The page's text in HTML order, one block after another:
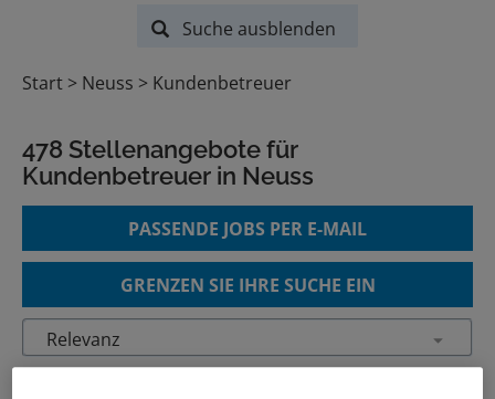
Suche ausblenden
Start Neuss Kundenbetreuer
478 Stellenangebote für
Kundenbetreuer in Neuss
PASSENDE JOBS PER E-MAIL
GRENZEN SIE IHRE SUCHE EIN